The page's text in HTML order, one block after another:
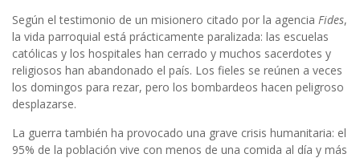
Según el testimonio de un misionero citado por la agencia Fides,
la vida parroquial está prácticamente paralizada: las escuelas
católicas y los hospitales han cerrado y muchos sacerdotes y
religiosos han abandonado el país. Los fieles se reúnen a veces
los domingos para rezar, pero los bombardeos hacen peligroso
desplazarse.
La guerra también ha provocado una grave crisis humanitaria: el
95% de la población vive con menos de una comida al día y más